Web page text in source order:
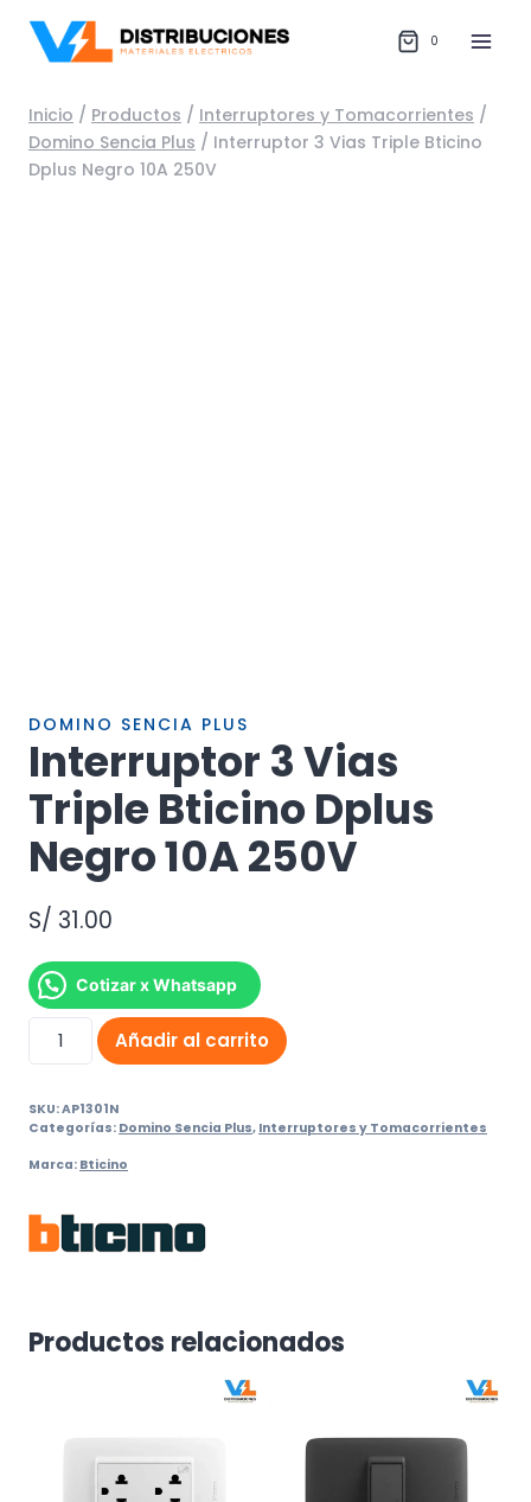
contenido
0
Inicio / Productos / Interruptores y Tomacorrientes /
Domino Sencia Plus / Interruptor 3 Vias Triple Bticino
Dplus Negro 10A 250V
DOMINO SENCIA PLUS
Interruptor 3 Vias
Triple Bticino Dplus
Negro 10A 250V
S/ 31.00
Cotizar x Whatsapp
Interruptor
3
Triple
Bticino
Dplus
10A
250V
Añadir al carrito
SKU:AP1301N
Categorías: Domino Sencia Plus, Interruptores y Tomacorrientes
Marca: Bticino
Productos relacionados